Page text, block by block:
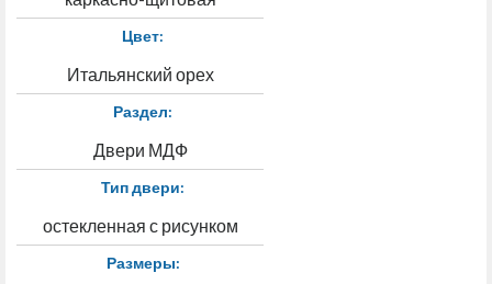
Цвет:
Итальянский орех
Раздел:
Двери МДФ
Тип двери:
остекленная с рисунком
Размеры: